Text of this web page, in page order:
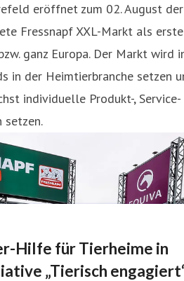
eröffnet zum 02. August der
Fressnapf XXL-Markt als
ganz Europa. Der Markt wird
in der Heimtierbranche setzen
individuelle Produkt-, Service-
Hilfe für Tierheime in
„Tierisch